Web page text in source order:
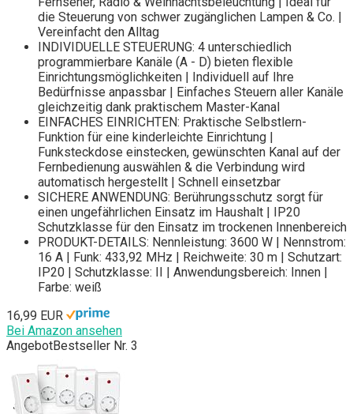
die Steuerung von schwer zugänglichen Lampen & Co. |
Vereinfacht den Alltag
INDIVIDUELLE STEUERUNG: 4 unterschiedlich
programmierbare Kanäle (A - D) bieten flexible
Einrichtungsmöglichkeiten | Individuell auf Ihre
Bedürfnisse anpassbar | Einfaches Steuern aller Kanäle
gleichzeitig dank praktischem Master-Kanal
EINFACHES EINRICHTEN: Praktische Selbstlern-
Funktion für eine kinderleichte Einrichtung |
Funksteckdose einstecken, gewünschten Kanal auf der
Fernbedienung auswählen & die Verbindung wird
automatisch hergestellt | Schnell einsetzbar
SICHERE ANWENDUNG: Berührungsschutz sorgt für
einen ungefährlichen Einsatz im Haushalt | IP20
Schutzklasse für den Einsatz im trockenen Innenbereich
PRODUKT-DETAILS: Nennleistung: 3600 W | Nennstrom:
16 A | Funk: 433,92 MHz | Reichweite: 30 m | Schutzart:
IP20 | Schutzklasse: II | Anwendungsbereich: Innen |
Farbe: weiß
16,99 EUR
Bei Amazon ansehen
AngebotBestseller Nr. 3